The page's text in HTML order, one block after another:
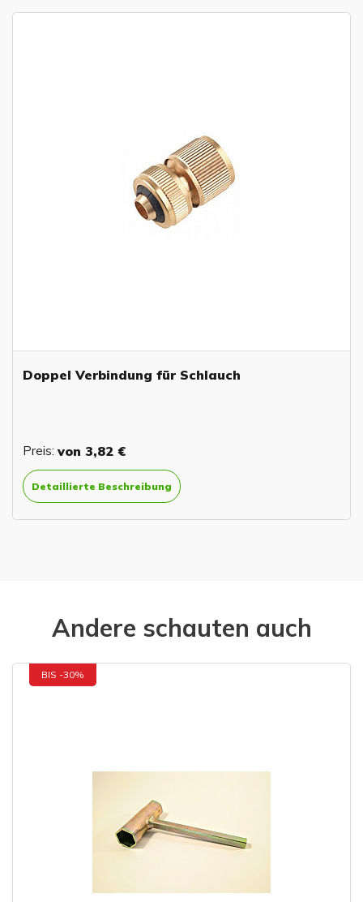
Verbindung für Schlauch
von3,82 €
Beschreibung
Andere schauten auch
BIS -30%